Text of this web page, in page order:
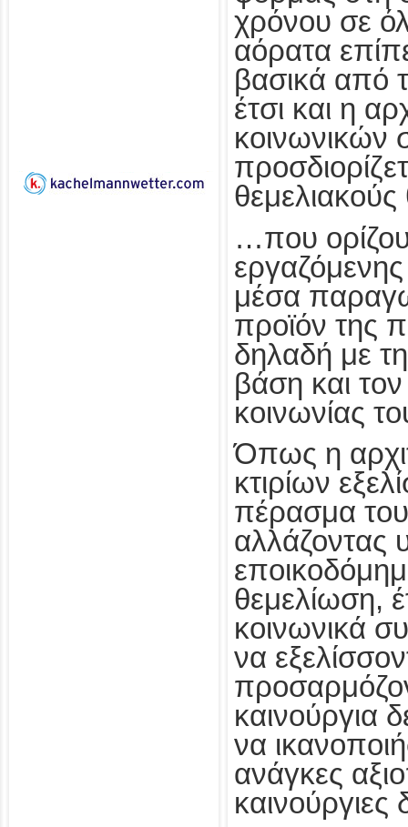
χρόνου σε
αόρατα
βασικά από
έτσι και η
κοινωνικών
…που
μέσα
προϊόν της
δηλαδή με
βάση και
κοινωνίας
Όπως η
κτιρίων
πέρασμα
αλλάζοντας
θεμελίωση,
κοινωνικά
να
καινούργια
να
ανάγκες
καινούργιες